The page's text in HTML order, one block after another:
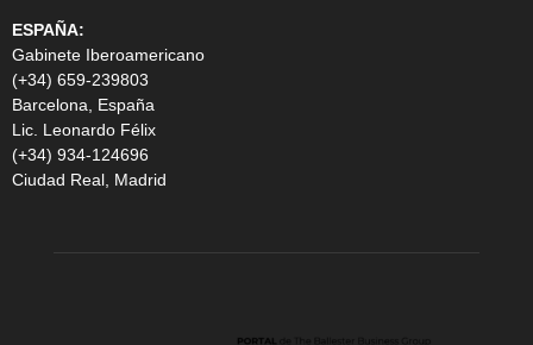
ESPAÑA:
Gabinete Iberoamericano
(+34) 659-239803
Barcelona, España
Lic. Leonardo Félix
(+34) 934-124696
Ciudad Real, Madrid